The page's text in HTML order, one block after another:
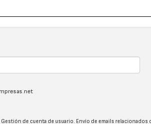
de cuenta de usuario. Envío de emails